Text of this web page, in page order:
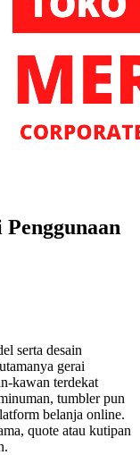
serta desain
gerai
kawan terdekat
tumbler pun
belanja online.
quote atau kutipan